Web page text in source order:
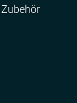
Zubehör